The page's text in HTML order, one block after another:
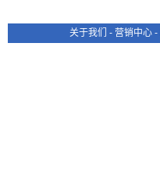
关于我们 - 营销中心 -